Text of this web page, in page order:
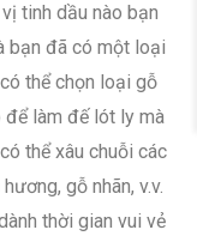
tinh dầu nào bạn
bạn đã có một loại
thể chọn loại gỗ
để làm đế lót ly mà
thể xâu chuỗi các
gỗ nhãn, v.v.
thời gian vui vẻ